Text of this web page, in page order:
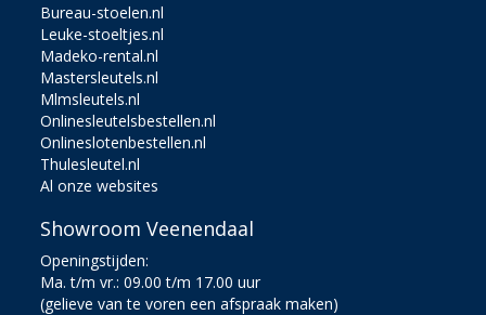
Bureau-stoelen.nl
Leuke-stoeltjes.nl
Madeko-rental.nl
Mastersleutels.nl
Mlmsleutels.nl
Onlinesleutelsbestellen.nl
Onlineslotenbestellen.nl
Thulesleutel.nl
Al onze websites
Showroom Veenendaal
Openingstijden:
Ma. t/m vr.: 09.00 t/m 17.00 uur
(gelieve van te voren een afspraak maken)